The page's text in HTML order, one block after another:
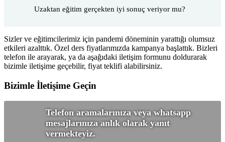
Uzaktan eğitim gerçekten iyi sonuç veriyor mu?
Sizler ve eğitimcilerimiz için pandemi döneminin yarattığı olumsuz
etkileri azalttık. Özel ders fiyatlarımızda kampanya başlattık. Bizleri
telefon ile arayarak, ya da aşağıdaki iletişim formunu doldurarak
bizimle iletişime geçebilir, fiyat teklifi alabilirsiniz.
Bizimle İletişime Geçin
Telefon aramalarınıza veya whatsapp
mesajlarınıza anlık olarak yanıt
vermekteyiz.